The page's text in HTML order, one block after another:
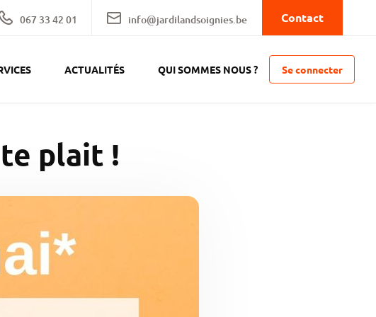
067 33 42 01 info@jardilandsoignies.be Contact
ACTUALITÉS QUI SOMMES NOUS ? Se connecter
te plait !